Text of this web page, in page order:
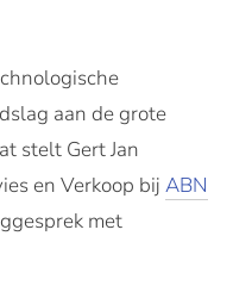
aan de grote
stelt Gert Jan
en Verkoop bij ABN
met